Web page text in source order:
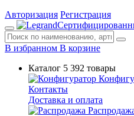
Авторизация Регистрация
В избранном В корзине
Каталог 5 392 товары
Контакты
Доставка и оплата